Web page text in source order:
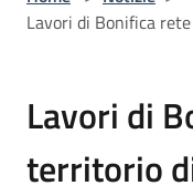
Lavori di Bonifica
Lavori di
territorio